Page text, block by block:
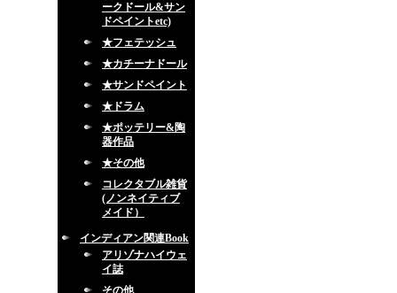
ークドール&サン
ドペイントetc)
★フェテッシュ
★カチーナドール
★サンドペイント
★ドラム
★ポッテリー&陶
器作品
★その他
コレクタブル雑貨
(ノンネイティブ
メイド）
インディアン関連Book
アリゾナハイウェ
イ誌
その他